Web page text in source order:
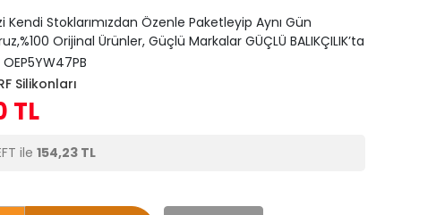
Kendi Stoklarımızdan Özenle Paketleyip Aynı Gün
Orijinal Ürünler, Güçlü Markalar GÜÇLÜ BALIKÇILIK’ta
OEP5YW47PB
Silikonları
TL
ile 154,23 TL